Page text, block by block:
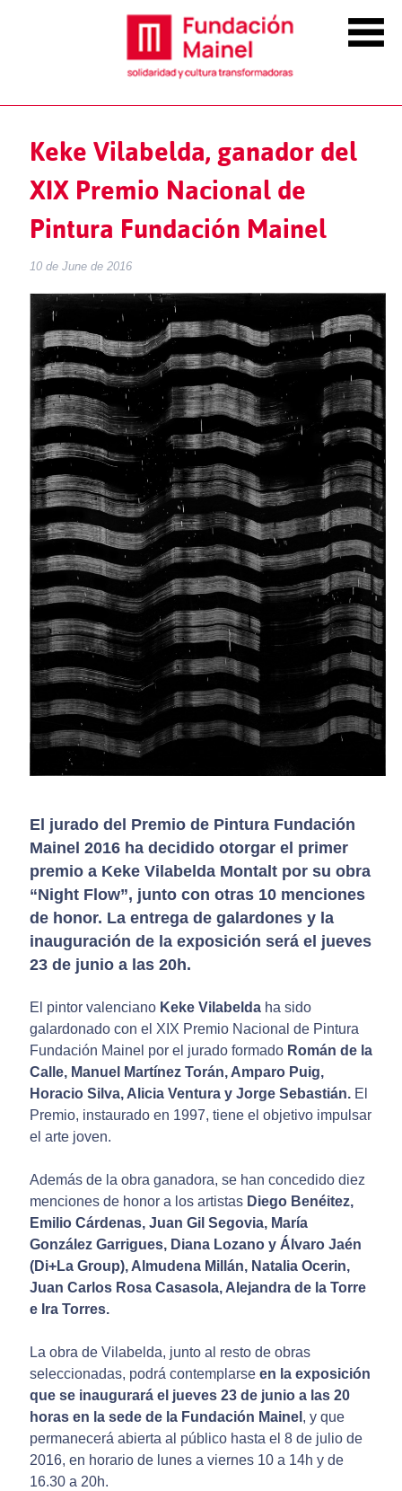
Keke Vilabelda, ganador del
XIX Premio Nacional de
Pintura Fundación Mainel
10 de June de 2016
El jurado del Premio de Pintura Fundación
Mainel 2016 ha decidido otorgar el primer
premio a Keke Vilabelda Montalt por su obra
“Night Flow”, junto con otras 10 menciones
de honor. La entrega de galardones y la
inauguración de la exposición será el jueves
23 de junio a las 20h.
El pintor valenciano Keke Vilabeldaha sido
galardonado con el XIX Premio Nacional de Pintura
Fundación Mainel por el jurado formado Román de la
Calle, Manuel Martínez Torán, Amparo Puig,
Horacio Silva, Alicia Ventura y Jorge Sebastián.El
Premio, instaurado en 1997, tiene el objetivo impulsar
el arte joven.
Además de la obra ganadora, se han concedido diez
menciones de honor a los artistas Diego Benéitez,
Emilio Cárdenas, Juan Gil Segovia, María
González Garrigues, Diana Lozano y Álvaro Jaén
(Di+La Group), Almudena Millán, Natalia Ocerin,
Juan Carlos Rosa Casasola, Alejandra de la Torre
e Ira Torres.
La obra de Vilabelda, junto al resto de obras
seleccionadas, podrá contemplarseen la exposición
que se inaugurará el jueves 23 de junio a las 20
horas en la sede de la Fundación Mainel , y que
permanecerá abierta al público hasta el 8 de julio de
2016, en horario de lunes a viernes 10 a 14h y de
16.30 a 20h.